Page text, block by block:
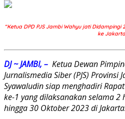
“Ketua DPD PJS Jambi Wahyu jati Didampingi
ke
DJ ~ JAMBI, – Ketua Dewan
Jurnalismedia Siber (PJS) Provinsi
Syawaludin siap menghadiri
ke-1 yang dilaksanakan selama
hingga 30 Oktober 2023 di